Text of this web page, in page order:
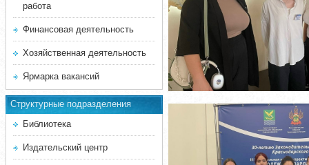
работа
Финансовая деятельность
Хозяйственная деятельность
Ярмарка вакансий
Структурные подразделения
Библиотека
Издательский центр